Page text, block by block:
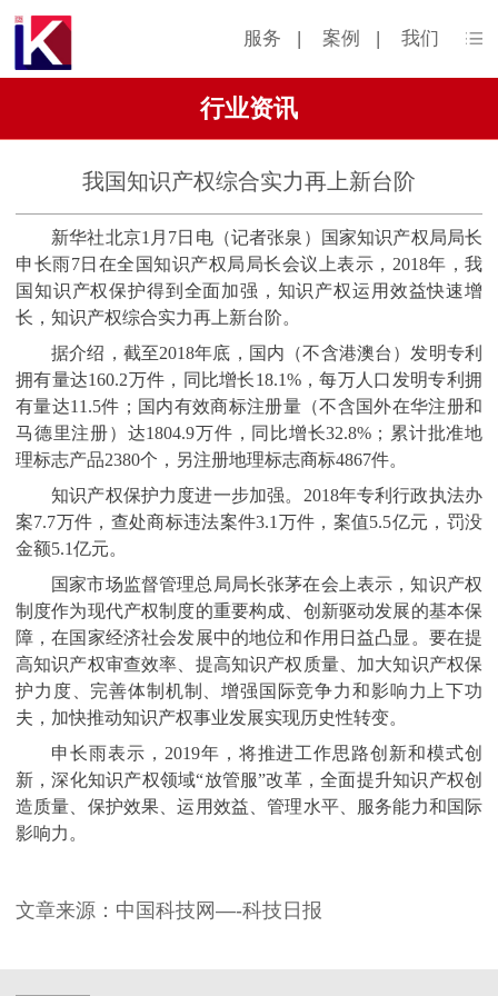
服务 | 案例 | 我们
行业资讯
我国知识产权综合实力再上新台阶
新华社北京1月7日电（记者张泉）国家知识产权局局长
申长雨7日在全国知识产权局局长会议上表示，2018年，我
国知识产权保护得到全面加强，知识产权运用效益快速增
长，知识产权综合实力再上新台阶。
据介绍，截至2018年底，国内（不含港澳台）发明专利
拥有量达160.2万件，同比增长18.1%，每万人口发明专利拥
有量达11.5件；国内有效商标注册量（不含国外在华注册和
马德里注册）达1804.9万件，同比增长32.8%；累计批准地
理标志产品2380个，另注册地理标志商标4867件。
知识产权保护力度进一步加强。2018年专利行政执法办
案7.7万件，查处商标违法案件3.1万件，案值5.5亿元，罚没
金额5.1亿元。
国家市场监督管理总局局长张茅在会上表示，知识产权
制度作为现代产权制度的重要构成、创新驱动发展的基本保
障，在国家经济社会发展中的地位和作用日益凸显。要在提
高知识产权审查效率、提高知识产权质量、加大知识产权保
护力度、完善体制机制、增强国际竞争力和影响力上下功
夫，加快推动知识产权事业发展实现历史性转变。
申长雨表示，2019年，将推进工作思路创新和模式创
新，深化知识产权领域“放管服”改革，全面提升知识产权创
造质量、保护效果、运用效益、管理水平、服务能力和国际
影响力。
文章来源：中国科技网—-科技日报